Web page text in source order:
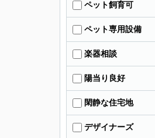
ペット飼育可
ペット専用設備
楽器相談
陽当り良好
閑静な住宅地
デザイナーズ